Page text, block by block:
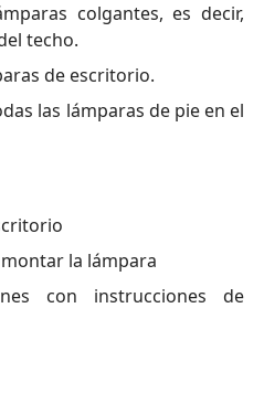
colgantes, es decir,
techo.
de escritorio.
las lámparas de pie en el
la lámpara
con instrucciones de